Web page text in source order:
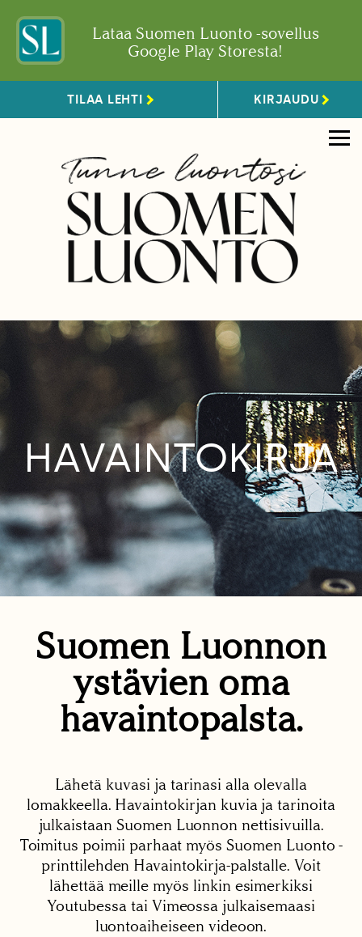
Lataa Suomen Luonto -sovellus
Google Play Storesta!
TILAA LEHTI KIRJAUDU
HAVAINTOKIRJA
Suomen Luonnon
ystävien oma
havaintopalsta.
Lähetä kuvasi ja tarinasi alla olevalla
lomakkeella. Havaintokirjan kuvia ja tarinoita
julkaistaan Suomen Luonnon nettisivuilla.
Toimitus poimii parhaat myös Suomen Luonto -
printtilehden Havaintokirja-palstalle. Voit
lähettää meille myös linkin esimerkiksi
Youtubessa tai Vimeossa julkaisemaasi
luontoaiheiseen videoon.